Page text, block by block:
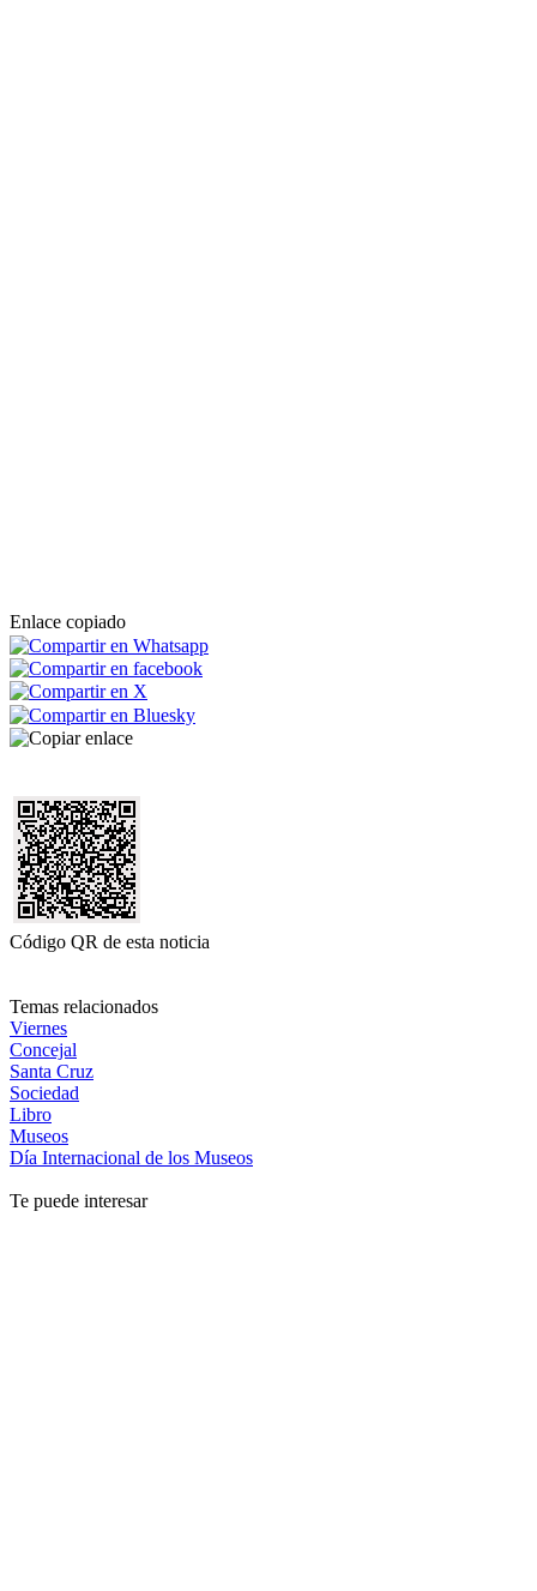
Enlace copiado
Código QR de esta noticia
Temas relacionados
Viernes
Concejal
Santa Cruz
Sociedad
Libro
Museos
Día Internacional de los Museos
Te puede interesar